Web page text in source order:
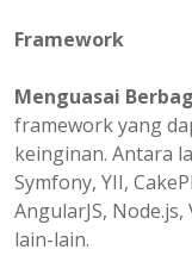
Framework
Menguasai
framework yang
keinginan. Antara
Symfony, YII,
AngularJS,
lain-lain.